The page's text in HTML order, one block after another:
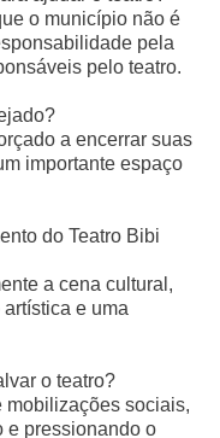
o município não é
pela
pelo teatro.
a encerrar suas
importante espaço
do Teatro Bibi
a cena cultural,
e uma
o teatro?
mobilizações sociais,
e pressionando o